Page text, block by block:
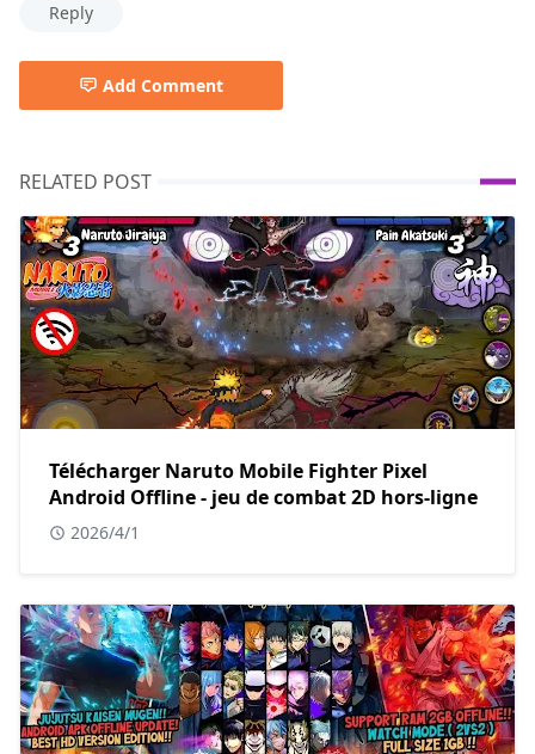
Reply
Add Comment
RELATED POST
Télécharger Naruto Mobile Fighter Pixel
Android Offline - jeu de combat 2D hors-ligne
2026/4/1